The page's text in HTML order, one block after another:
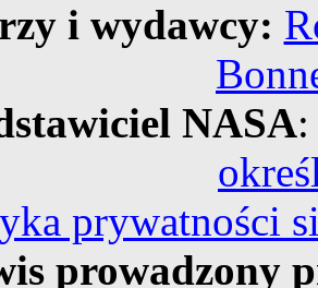
i wydawcy:
NASA
prywatności
prowadzony